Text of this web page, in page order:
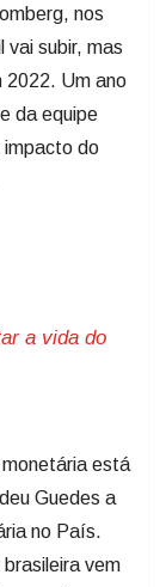
nos
vai subir, mas
2022. Um ano
da equipe
impacto do
a vida do
monetária está
Guedes a
no País.
vem